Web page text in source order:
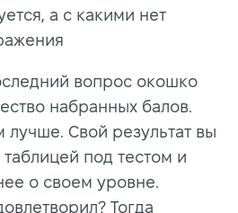
а с какими нет
вопрос окошко
набранных балов.
Свой результат вы
под тестом и
о своем уровне.
Тогда